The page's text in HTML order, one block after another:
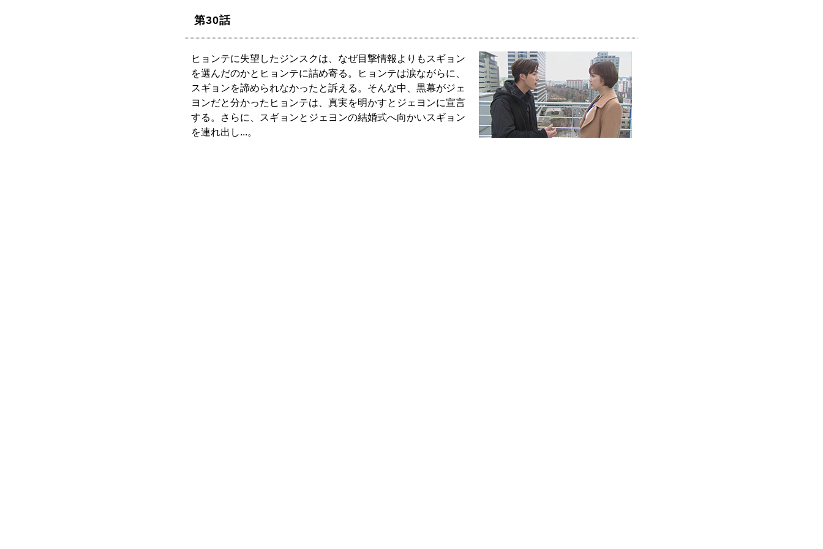
第30話
ヒョンテに失望したジンスクは、なぜ目撃情報よりもスギョン
を選んだのかとヒョンテに詰め寄る。ヒョンテは涙ながらに、
スギョンを諦められなかったと訴える。そんな中、黒幕がジェ
ヨンだと分かったヒョンテは、真実を明かすとジェヨンに宣言
する。さらに、スギョンとジェヨンの結婚式へ向かいスギョン
を連れ出し...。